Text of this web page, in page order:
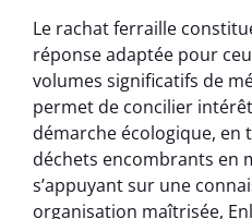
Le rachat ferraille
réponse adaptée pour
volumes significatifs de
permet de concilier
démarche écologique, en
déchets encombrants en
s’appuyant sur une
organisation maîtrisée,